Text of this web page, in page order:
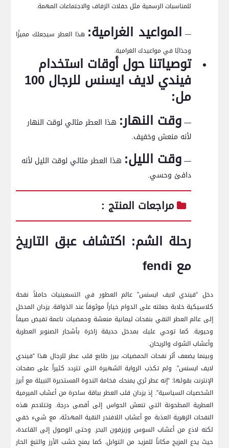
للمناسبات الرسمية مثل حفلات الزفاف والاجتماعات المهمة.
— المواعيد الغرامية: هذا العطر سيجعلك مميزًا
وجذابًا في مواعيدك الغرامية.
توصياتنا حول أوقات استخدام
فيندي لايف ايسنس للرجال 100
مل:
—وقت النهار: هذا العطر مثالي لوقت النهار
لأنه منعش وخفيف.
—وقت الليل: هذا العطر مثالي لوقت الليل لأنه
دافئ وحسي.
مراجعات المنتج :
رحلة الشم: اكتشاف عبق التاريخ
مع fendi
دخل “فيندي لايف ايسنس” عالم العطور في التسعينيات حاملاً نفحة
كلاسيكية خلابة جعلته على الدوام خياراً موثوقاً عند الذواقة. يزدان المدخل
إلى عالم العطر النقي بنفحات ليمانية منعشة وحمضيات ناعمة تفيض صيفاً
وحيوية. كما توحي عليك بمدخل حديقة زاخرة بأشجار الصنوبر العطرية
وأعشاب الشوك والريحان.
وبينما يضعف أثر نفحات الحمضيات، يبرز طابع قلب عطر للرجال هذا “فيندي
لايف ايسنس”. ولم تكذب الرواية الشهيرة التي تتردد كثيراً على صفحات
الإنترنت بقولها: “إنه عطر ثري يمنحك فخامة الندوة المستديرة النبيلة مع أبرز
الشخصيات السياسية”. إذ يزدان قلب العطر بباقة ساحرة من أعشاب الميرمية
العطرية المطحونة التي تنعش الحواس إلى أقصى درجة. وتتلاحم هذه
النفحات الزهرية العذبة مع أعشاب اللافندر النقية المهدئة، مع شيء خفي
لكنه لاذع من أعشاب السوس وزيزفون البحر. وحتى الوصول إلى القاعدة،
حيث يدع المزيج مكاناً للمزيد من التوابل. كما يمنح خشب الأرز والتبغ الحار